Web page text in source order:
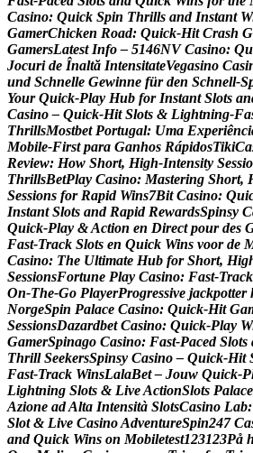
Casino: Quick Spin Thrills and Instant W
GamerChicken Road: Quick‑Hit Crash G
GamersLatest Info – 5146NV Casino: Qu
Jocuri de Înaltă IntensitateVegasino Casi
und Schnelle Gewinne für den Schnell‑S
Your Quick‑Play Hub for Instant Slots an
Casino – Quick‑Hit Slots & Lightning‑Fa
ThrillsMostbet Portugal: Uma Experiênci
Mobile‑First para Ganhos RápidosTikiCa
Review: How Short, High‑Intensity Sessio
ThrillsBetPlay Casino: Mastering Short,
Sessions for Rapid Wins7Bit Casino: Qui
Instant Slots and Rapid RewardsSpinsy C
Quick‑Play &Action en Direct pour des
Fast‑Track Slots en Quick Wins voor de
Casino: The Ultimate Hub for Short, Hig
SessionsFortune Play Casino: Fast‑Track
On‑The‑Go PlayerProgressive jackpotter
NorgeSpin Palace Casino: Quick‑Hit Ga
SessionsDazardbet Casino: Quick‑Play W
GamerSpinago Casino: Fast‑Paced Slots
Thrill SeekersSpinsy Casino – Quick‑Hit
Fast‑Track WinsLalaBet – Jouw Quick‑P
Lightning Slots & LiveActionSlots Palace
Azione adAlta Intensità SlotsCasino Lab:
Slot & Live CasinoAdventureSpin247 Ca
and Quick Wins on Mobiletest123123På h